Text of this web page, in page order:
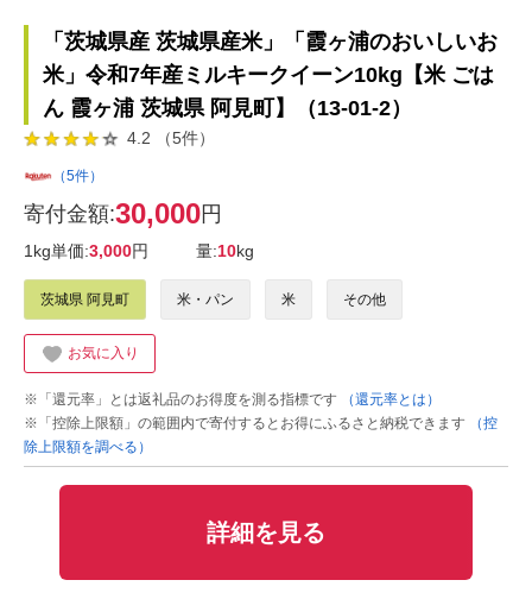
「茨城県産 茨城県産米」「霞ヶ浦のおいしいお
米」令和7年産ミルキークイーン10kg【米 ごは
ん 霞ヶ浦 茨城県 阿見町】（13-01-2）
4.2 （5件）
（5件）
寄付金額:30,000円
1kg単価:3,000円 量:10kg
茨城県 阿見町 米・パン 米 その他
お気に入り
※「還元率」とは返礼品のお得度を測る指標です
（還元率とは）
※「控除上限額」の範囲内で寄付するとお得にふるさと納税できます
（控
除上限額を調べる）
詳細を見る